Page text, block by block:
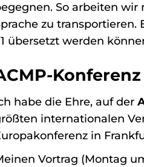
So arbeiten wir
zu
übersetzt werden
habe die Ehre, auf der
internationalen
in
Vortrag (Montag